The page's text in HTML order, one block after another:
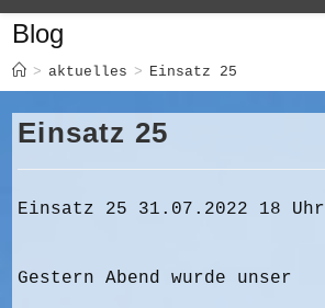
Blog
> aktuelles > Einsatz 25
Einsatz 25
Einsatz 25 31.07.2022 18 Uhr
Gestern Abend wurde unser